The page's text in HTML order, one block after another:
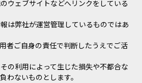
ウェブサイトなどへリンクをしている
は弊社が運営管理しているものではあ
者ご自身の責任で判断したうえでご活
の利用によって生じた損失や不都合な
わないものとします。